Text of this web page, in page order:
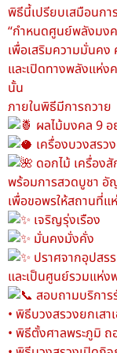
พิธีนี้เปรียบเสมือนกา
“กำหนดศูนย์พลังมง
เพื่อเสริมความมั่นคง
และเปิดทางพลังแห่ง
นั้น
ภายในพิธีมีการถวาย
ผลไม้มงคล 9 อ
เครื่องบวงสรว
ดอกไม้ เครื่อง
พร้อมการสวดบูชา อั
เพื่อขอพรให้สถานที่แ
เจริญรุ่งเรือง
มั่นคงมั่งคั่ง
ปราศจากอุปสร
และเป็นศูนย์รวมแห่
สอบถามบริกา
• พิธีบวงสรวงยกเสา
• พิธีตั้งศาลพระภูมิ ถ